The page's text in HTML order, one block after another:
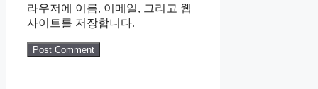
라우저에 이름, 이메일, 그리고 웹
사이트를 저장합니다.